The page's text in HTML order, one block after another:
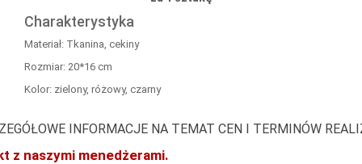
Charakterystyka
Materiał: Tkanina, cekiny
Rozmiar: 20*16 cm
Kolor: zielony, różowy, czarny
INFORMACJE NA TEMAT CEN I TERMINÓW
z naszymi menedżerami.